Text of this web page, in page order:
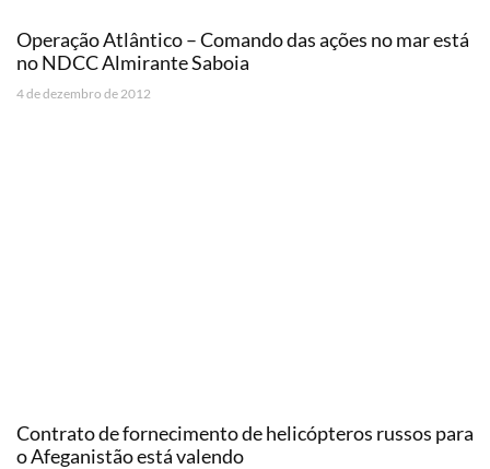
Operação Atlântico – Comando das ações no mar está
no NDCC Almirante Saboia
4 de dezembro de 2012
Contrato de fornecimento de helicópteros russos para
o Afeganistão está valendo